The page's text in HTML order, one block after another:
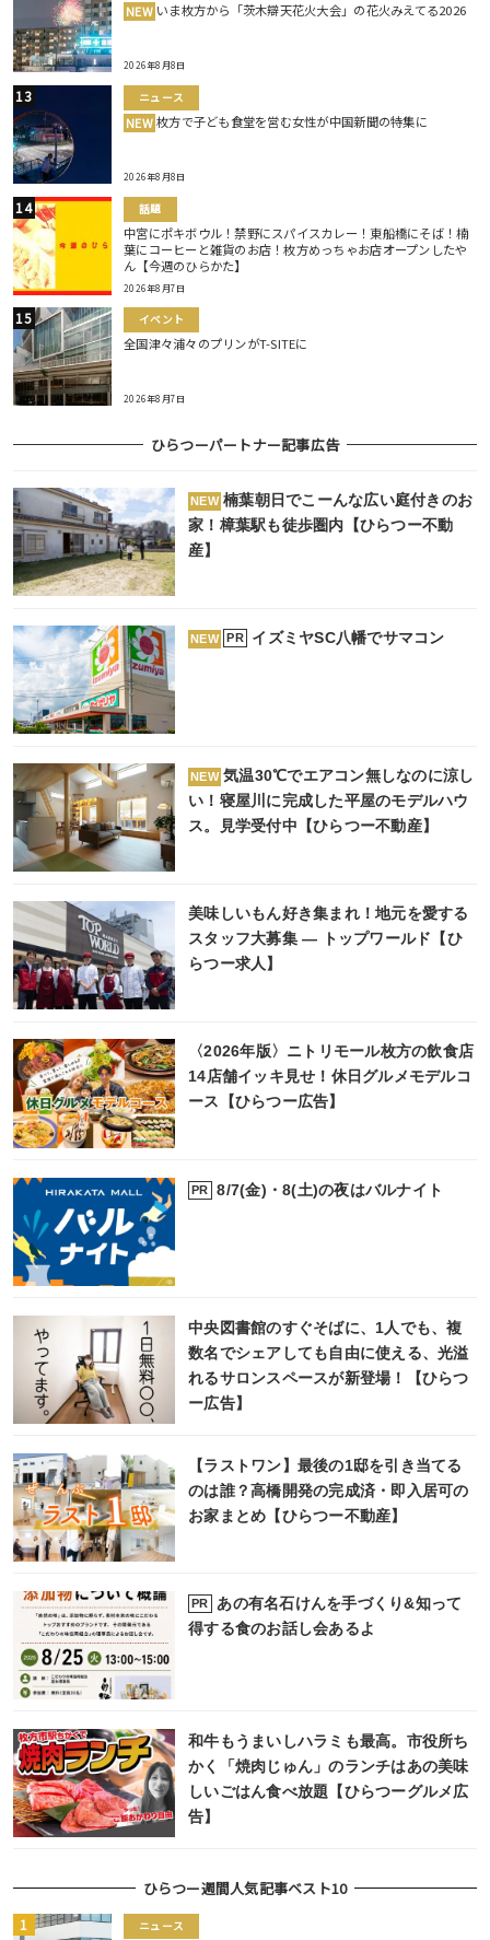
NEW いま枚方から「茨木辯天花火大会」の花火みえてる2026
2026年8月8日
ニュース
NEW 枚方で子ども食堂を営む女性が中国新聞の特集に
2026年8月8日
話題
中宮にポキボウル！禁野にスパイスカレー！東船橋にそば！楠
葉にコーヒーと雑貨のお店！枚方めっちゃお店オープンしたや
ん【今週のひらかた】
2026年8月7日
イベント
全国津々浦々のプリンがT-SITEに
2026年8月7日
ひらつーパートナー記事広告
NEW 楠葉朝日でこーんな広い庭付きのお
家！樟葉駅も徒歩圏内【ひらつー不動
産】
NEW PR イズミヤSC八幡でサマコン
NEW 気温30℃でエアコン無しなのに涼し
い！寝屋川に完成した平屋のモデルハウ
ス。見学受付中【ひらつー不動産】
美味しいもん好き集まれ！地元を愛する
スタッフ大募集 ― トップワールド【ひ
らつー求人】
〈2026年版〉ニトリモール枚方の飲食店
14店舗イッキ見せ！休日グルメモデルコ
ース【ひらつー広告】
PR 8/7(金)・8(土)の夜はバルナイト
中央図書館のすぐそばに、1人でも、複
数名でシェアしても自由に使える、光溢
れるサロンスペースが新登場！【ひらつ
ー広告】
【ラストワン】最後の1邸を引き当てる
のは誰？高橋開発の完成済・即入居可の
お家まとめ【ひらつー不動産】
PR
あの有名石けんを手づくり&知って
得する食のお話し会あるよ
和牛もうまいしハラミも最高。市役所ち
かく「焼肉じゅん」のランチはあの美味
しいごはん食べ放題【ひらつーグルメ広
告】
ひらつー週間人気記事ベスト10
ニュース